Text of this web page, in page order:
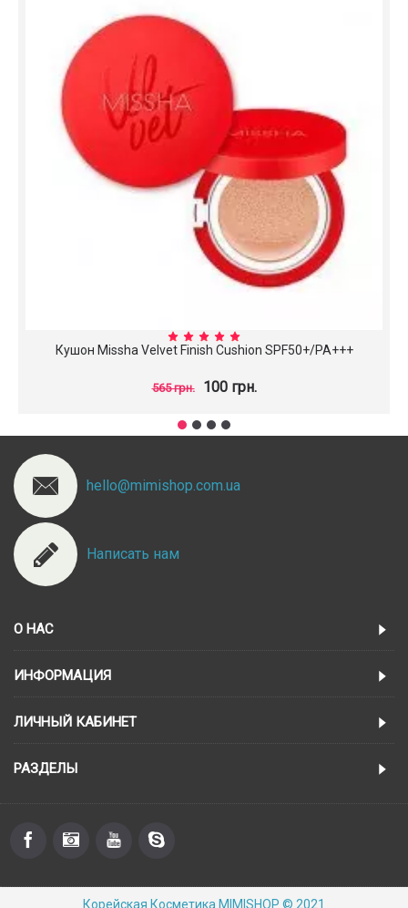
Кушон Missha Velvet Finish Cushion SPF50+/PA+++
565 грн. 100 грн.
hello@mimishop.com.ua
Написать нам
О НАС
ИНФОРМАЦИЯ
ЛИЧНЫЙ КАБИНЕТ
РАЗДЕЛЫ
Корейская Косметика MIMISHOP © 2021